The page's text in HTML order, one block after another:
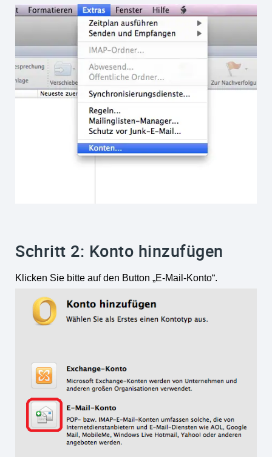
Schritt 2: Konto hinzufügen
Klicken Sie bitte auf den Button „E-Mail-Konto“.